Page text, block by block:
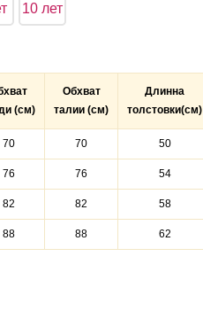
10 лет
(см)
Обхват
талии (см)
Длинна
толстовки(см)
70 70 50
76 76 54
82 82 58
88 88 62